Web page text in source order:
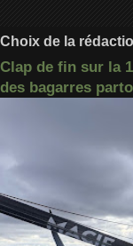
Choix de la
Clap de fin sur la
des bagarres